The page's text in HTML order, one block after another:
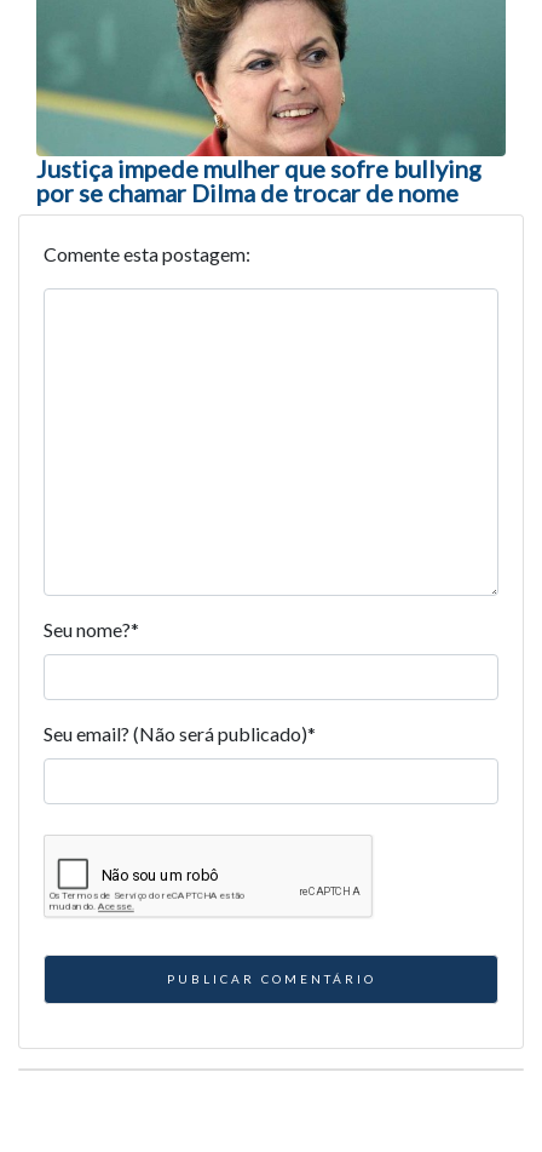
Justiça impede mulher que sofre bullying
por se chamar Dilma de trocar de nome
Comente esta postagem:
Seu nome?*
Seu email? (Não será publicado)*